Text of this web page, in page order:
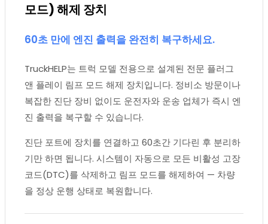
모드) 해제 장치
60초 만에 엔진 출력을 완전히 복구하세요.
TruckHELP는 트럭 모델 전용으로 설계된 전문 플러그
앤 플레이 림프 모드 해제 장치입니다. 정비소 방문이나
복잡한 진단 장비 없이도 운전자와 운송 업체가 즉시 엔
진 출력을 복구할 수 있습니다.
진단 포트에 장치를 연결하고 60초간 기다린 후 분리하
기만 하면 됩니다. 시스템이 자동으로 모든 비활성 고장
코드(DTC)를 삭제하고 림프 모드를 해제하여 — 차량
을 정상 운행 상태로 복원합니다.